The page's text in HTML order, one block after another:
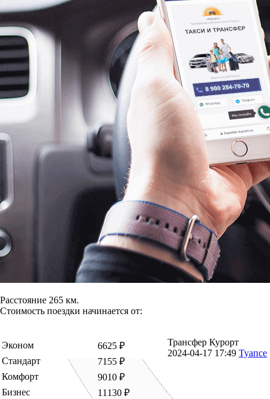
Расстояние 265 км.
Стоимость поездки начинается от:
Эконом
6625 ₽
Стандарт
7155 ₽
Комфорт
9010 ₽
Бизнес
11130 ₽
Трансфер Курорт
2024-04-17 17:49 Туапсе